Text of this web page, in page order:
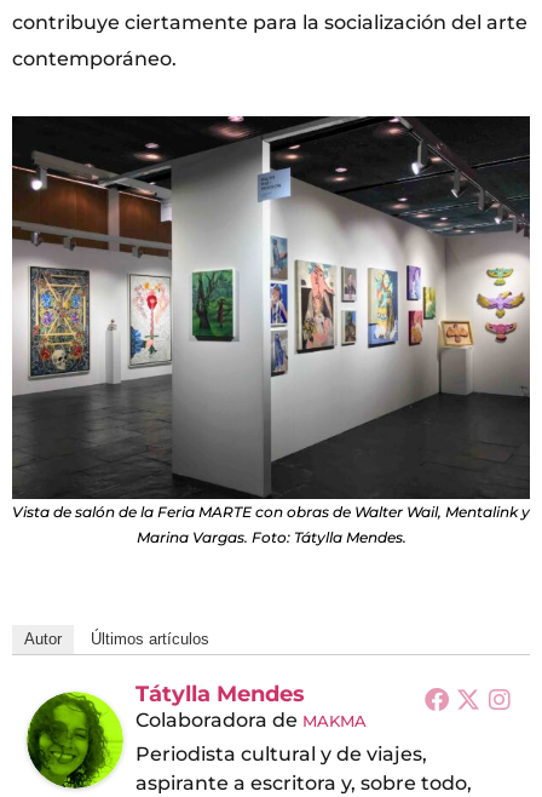
contribuye ciertamente para la socialización del arte
contemporáneo.
Vista de salón de la Feria MARTE con obras de Walter Wail, Mentalink y
Marina Vargas. Foto: Tátylla Mendes.
Autor Últimos artículos
Tátylla Mendes
Colaboradora de MAKMA
Periodista cultural y de viajes,
aspirante a escritora y, sobre todo,